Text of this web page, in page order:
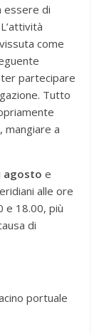
essere di
come
partecipare
Tutto
mangiare a
agosto e
alle ore
e 18.00, più
di
portuale